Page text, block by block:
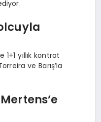
yıllık kontrat
ve Barış’la